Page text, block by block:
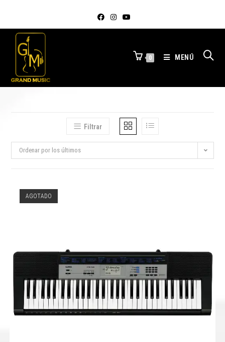
0 MENÚ
Filtrar
Ordenar por los últimos
AGOTADO